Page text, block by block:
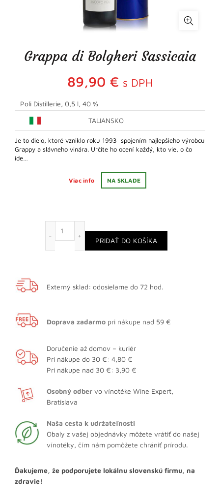
Grappa di Bolgheri Sassicaia
89,90 € s DPH
Poli Distillerie, 0,5 l, 40 %
TALIANSKO
Je to dielo, ktoré vzniklo roku 1993 spojením najlepšieho výrobcu
Grappy a slávneho vinára. Určite ho ocení každý, kto vie, o čo
ide…
Viac info NA SKLADE
PRIDAŤ DO KOŠÍKA
Externý sklad: odosielame do 72 hod.
Doprava zadarmo pri nákupe nad 59 €
Doručenie až domov – kuriér
Pri nákupe do 30 €: 4,80 €
Pri nákupe nad 30 €: 3,90 €
Osobný odber vo vínotéke Wine Expert,
Bratislava
Naša cesta k udržateľnosti
Obaly z vašej objednávky môžete vrátiť do našej
vínotéky, čím nám pomôžete chrániť prírodu.
Ďakujeme, že podporujete lokálnu slovenskú firmu, na
zdravie!